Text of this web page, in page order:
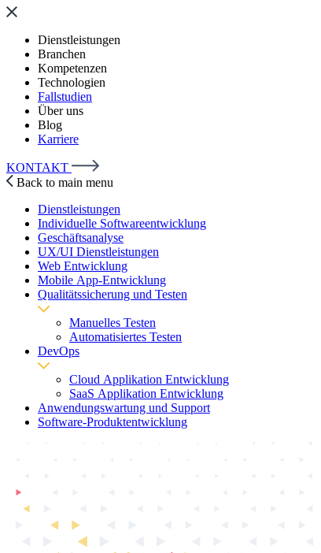
Dienstleistungen
Branchen
Kompetenzen
Technologien
Fallstudien
Über uns
Blog
Karriere
KONTAKT
Back to main menu
Dienstleistungen
Individuelle Softwareentwicklung
Geschäftsanalyse
UX/UI Dienstleistungen
Web Entwicklung
Mobile App-Entwicklung
Qualitätssicherung und Testen
Manuelles Testen
Automatisiertes Testen
DevOps
Cloud Applikation Entwicklung
SaaS Applikation Entwicklung
Anwendungswartung und Support
Software-Produktentwicklung